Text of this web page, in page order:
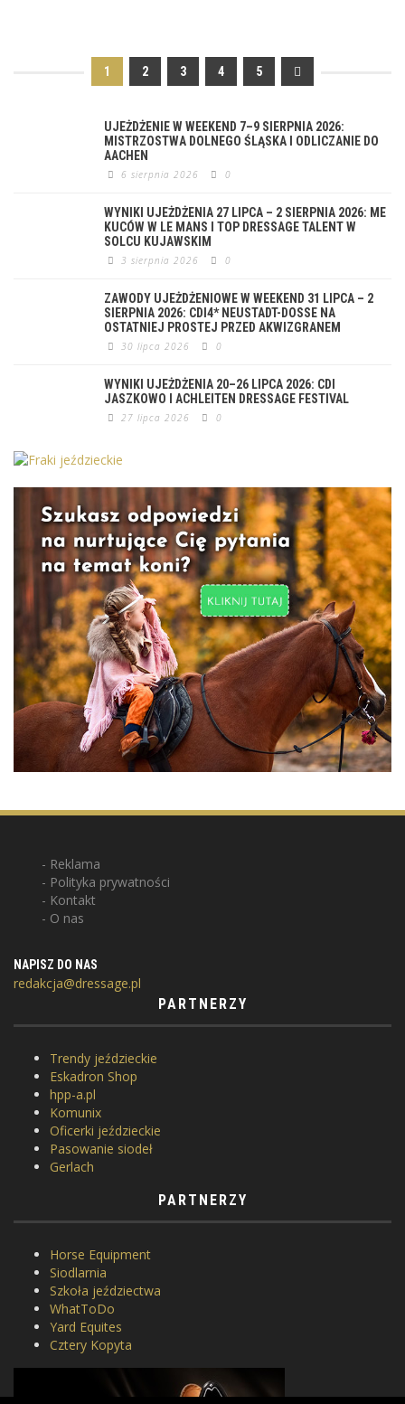
1 2 3 4 5
UJEŻDŻENIE W WEEKEND 7–9 SIERPNIA 2026:
MISTRZOSTWA DOLNEGO ŚLĄSKA I ODLICZANIE DO
AACHEN
6 sierpnia 2026 0
WYNIKI UJEŻDŻENIA 27 LIPCA – 2 SIERPNIA 2026: ME
KUCÓW W LE MANS I TOP DRESSAGE TALENT W
SOLCU KUJAWSKIM
3 sierpnia 2026 0
ZAWODY UJEŻDŻENIOWE W WEEKEND 31 LIPCA – 2
SIERPNIA 2026: CDI4* NEUSTADT-DOSSE NA
OSTATNIEJ PROSTEJ PRZED AKWIZGRANEM
30 lipca 2026 0
WYNIKI UJEŻDŻENIA 20–26 LIPCA 2026: CDI
JASZKOWO I ACHLEITEN DRESSAGE FESTIVAL
27 lipca 2026 0
Reklama
Polityka prywatności
Kontakt
O nas
NAPISZ DO NAS
redakcja@dressage.pl
PARTNERZY
Trendy jeździeckie
Eskadron Shop
hpp-a.pl
Komunix
Oficerki jeździeckie
Pasowanie siodeł
Gerlach
PARTNERZY
Horse Equipment
Siodlarnia
Szkoła jeździectwa
WhatToDo
Yard Equites
Cztery Kopyta